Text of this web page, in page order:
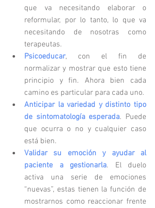
que va necesitando elaborar o
reformular, por lo tanto, lo que va
necesitando de nosotras como
terapeutas.
Psicoeducar, con el fin de
normalizar y mostrar que esto tiene
principio y fin. Ahora bien cada
camino es particular para cada uno.
Anticipar la variedad y distinto tipo
de sintomatología esperada. Puede
que ocurra o no y cualquier caso
está bien.
Validar su emoción y ayudar al
paciente a gestionarla. El duelo
activa una serie de emociones
“nuevas”, estas tienen la función de
mostrarnos como reaccionar frente